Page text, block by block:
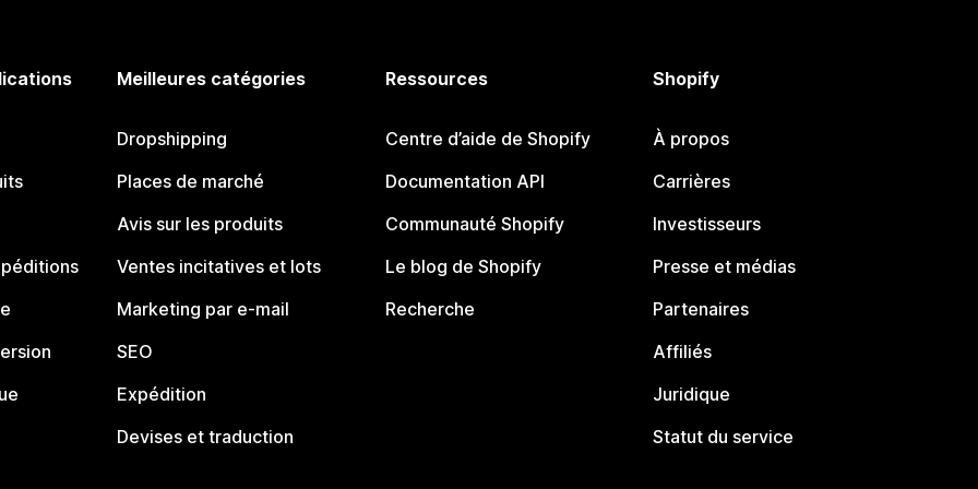
Meilleures catégories
Dropshipping
Places de marché
Avis sur les produits
Ventes incitatives et lots
Marketing par e-mail
SEO
Expédition
Devises et traduction
Ressources
Centre d’aide de Shopify
Documentation API
Communauté Shopify
Le blog de Shopify
Recherche
Shopify
À propos
Carrières
Investisseurs
Presse et médias
Partenaires
Affiliés
Juridique
Statut du service